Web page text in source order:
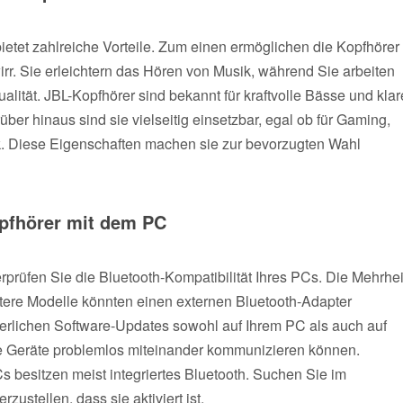
zahlreiche Vorteile. Zum einen ermöglichen die Kopfhörer
Sie erleichtern das Hören von Musik, während Sie arbeiten
JBL-Kopfhörer sind bekannt für kraftvolle Bässe und
hinaus sind sie vielseitig einsetzbar, egal ob für Gaming,
Eigenschaften machen sie zur bevorzugten Wahl
mit dem PC
Sie die Bluetooth-Kompatibilität Ihres PCs. Die
Modelle könnten einen externen Bluetooth-Adapter
Software-Updates sowohl auf Ihrem PC als auch auf
problemlos miteinander kommunizieren können.
besitzen meist integriertes Bluetooth. Suchen Sie im
dass sie aktiviert ist.